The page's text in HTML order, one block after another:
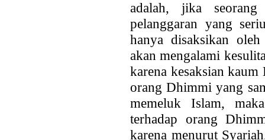
adalah, jika
pelanggaran yang
hanya disaksikan
akan mengalami
karena kesaksian
orang Dhimmi yang
memeluk Islam,
terhadap orang
karena menurut